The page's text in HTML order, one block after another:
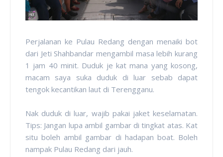
Perjalanan ke Pulau Redang dengan menaiki bot
dari Jeti Shahbandar mengambil masa lebih kurang
1 jam 40 minit. Duduk je kat mana yang kosong,
macam saya suka duduk di luar sebab dapat
tengok kecantikan laut di Terengganu.
Nak duduk di luar, wajib pakai jaket keselamatan.
Tips: Jangan lupa ambil gambar di tingkat atas. Kat
situ boleh ambil gambar di hadapan boat. Boleh
nampak Pulau Redang dari jauh.